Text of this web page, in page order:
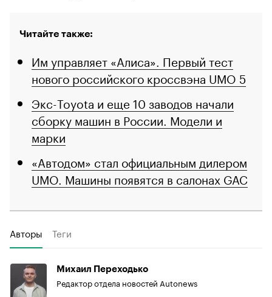
Читайте также:
Им управляет «Алиса». Первый тест
нового российского кроссвэна UMO 5
Экс-Toyota и еще 10 заводов начали
сборку машин в России. Модели и
марки
«Автодом» стал официальным дилером
UMO. Машины появятся в салонах GAC
Авторы Теги
Михаил Переходько
Редактор отдела новостей Autonews